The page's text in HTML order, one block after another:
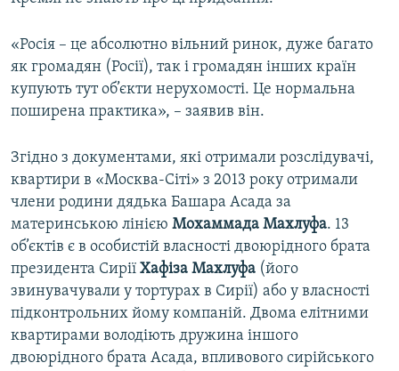
«Росія – це абсолютно вільний ринок, дуже багато
як громадян (Росії), так і громадян інших країн
купують тут об’єкти нерухомості. Це нормальна
поширена практика», – заявив він.
Згідно з документами, які отримали розслідувачі,
квартири в «Москва-Сіті» з 2013 року отримали
члени родини дядька Башара Асада за
материнською лінією Мохаммада Махлуфа. 13
об’єктів є в особистій власності двоюрідного брата
президента Сирії Хафіза Махлуфа (його
звинувачували у тортурах в Сирії) або у власності
підконтрольних йому компаній. Двома елітними
квартирами володіють дружина іншого
двоюрідного брата Асада, впливового сирійського